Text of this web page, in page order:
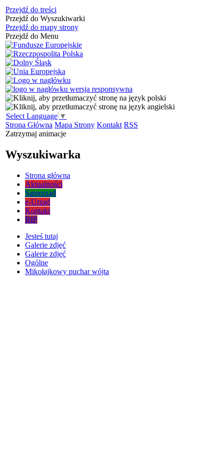
Przejdź do treści
Przejdź do Wyszukiwarki
Przejdź do mapy strony
Przejdź do Menu
Select Language ▼
Strona Główna Mapa Strony Kontakt RSS
Zatrzymaj animacje
Wyszukiwarka
Strona główna
Aktualności
Samorząd
e-Urząd
Kontakt
BIP
Jesteś tutaj
Galerie zdjęć
Galerie zdjęć
Ogólne
Mikołajkowy puchar wójta